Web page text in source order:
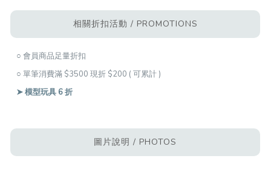
相關折扣活動 / PROMOTIONS
○ 會員商品足量折扣
○ 單筆消費滿 $3500 現折 $200 ( 可累計 )
➤ 模型玩具 6 折
圖片說明 / PHOTOS